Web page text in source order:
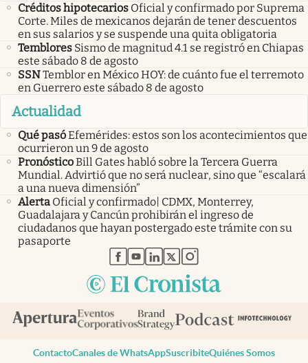
Créditos hipotecarios Oficial y confirmado por Suprema
Corte. Miles de mexicanos dejarán de tener descuentos
en sus salarios y se suspende una quita obligatoria
Temblores Sismo de magnitud 4.1 se registró en Chiapas
este sábado 8 de agosto
SSNTemblor en México HOY: de cuánto fue el terremoto
en Guerrero este sábado 8 de agosto
Actualidad
Qué pasóEfemérides: estos son los acontecimientos que
ocurrieron un 9 de agosto
PronósticoBill Gates habló sobre la Tercera Guerra
Mundial. Advirtió que no será nuclear, sino que “escalará
a una nueva dimensión”
Alerta Oficial y confirmado| CDMX, Monterrey,
Guadalajara y Cancún prohibirán el ingreso de
ciudadanos que hayan postergado este trámite con su
pasaporte
abre en nueva pestaña
abre en nueva pestaña
abre en nueva pestaña
abre en nueva pestaña
abre en nueva pestaña
ContactoCanales de WhatsAppSuscribiteQuiénes Somos